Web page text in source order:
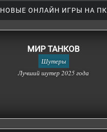
НОВЫЕ ОНЛАЙН ИГРЫ НА ПК
МИР ТАНКОВ
Шутеры
Лучший шутер 2025 года